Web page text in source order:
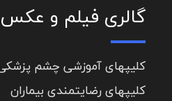
گالری فیلم و عکس
کلیپهای آموزشی چشم
کلیپهای رضایتمندی بیماران